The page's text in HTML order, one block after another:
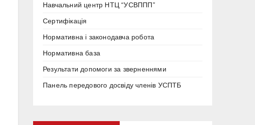
Навчальний центр НТЦ “УСВППП”
Сертифікація
Нормативна і законодавча робота
Нормативна база
Результати допомоги за зверненнями
Панель передового досвіду членів УСПТБ